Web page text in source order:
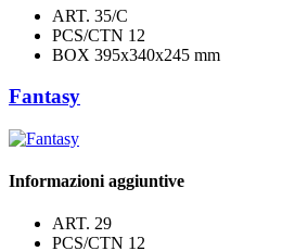
ART. 35/C
PCS/CTN 12
BOX 395x340x245 mm
Fantasy
Informazioni aggiuntive
ART. 29
PCS/CTN 12